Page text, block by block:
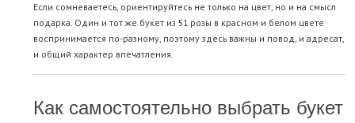
Если сомневаетесь, ориентируйтесь не только на цвет, но и на смысл
подарка. Один и тот же букет из 51 розы в красном и белом цвете
воспринимается по-разному, поэтому здесь важны и повод, и адресат,
и общий характер впечатления.
Как самостоятельно выбрать букет